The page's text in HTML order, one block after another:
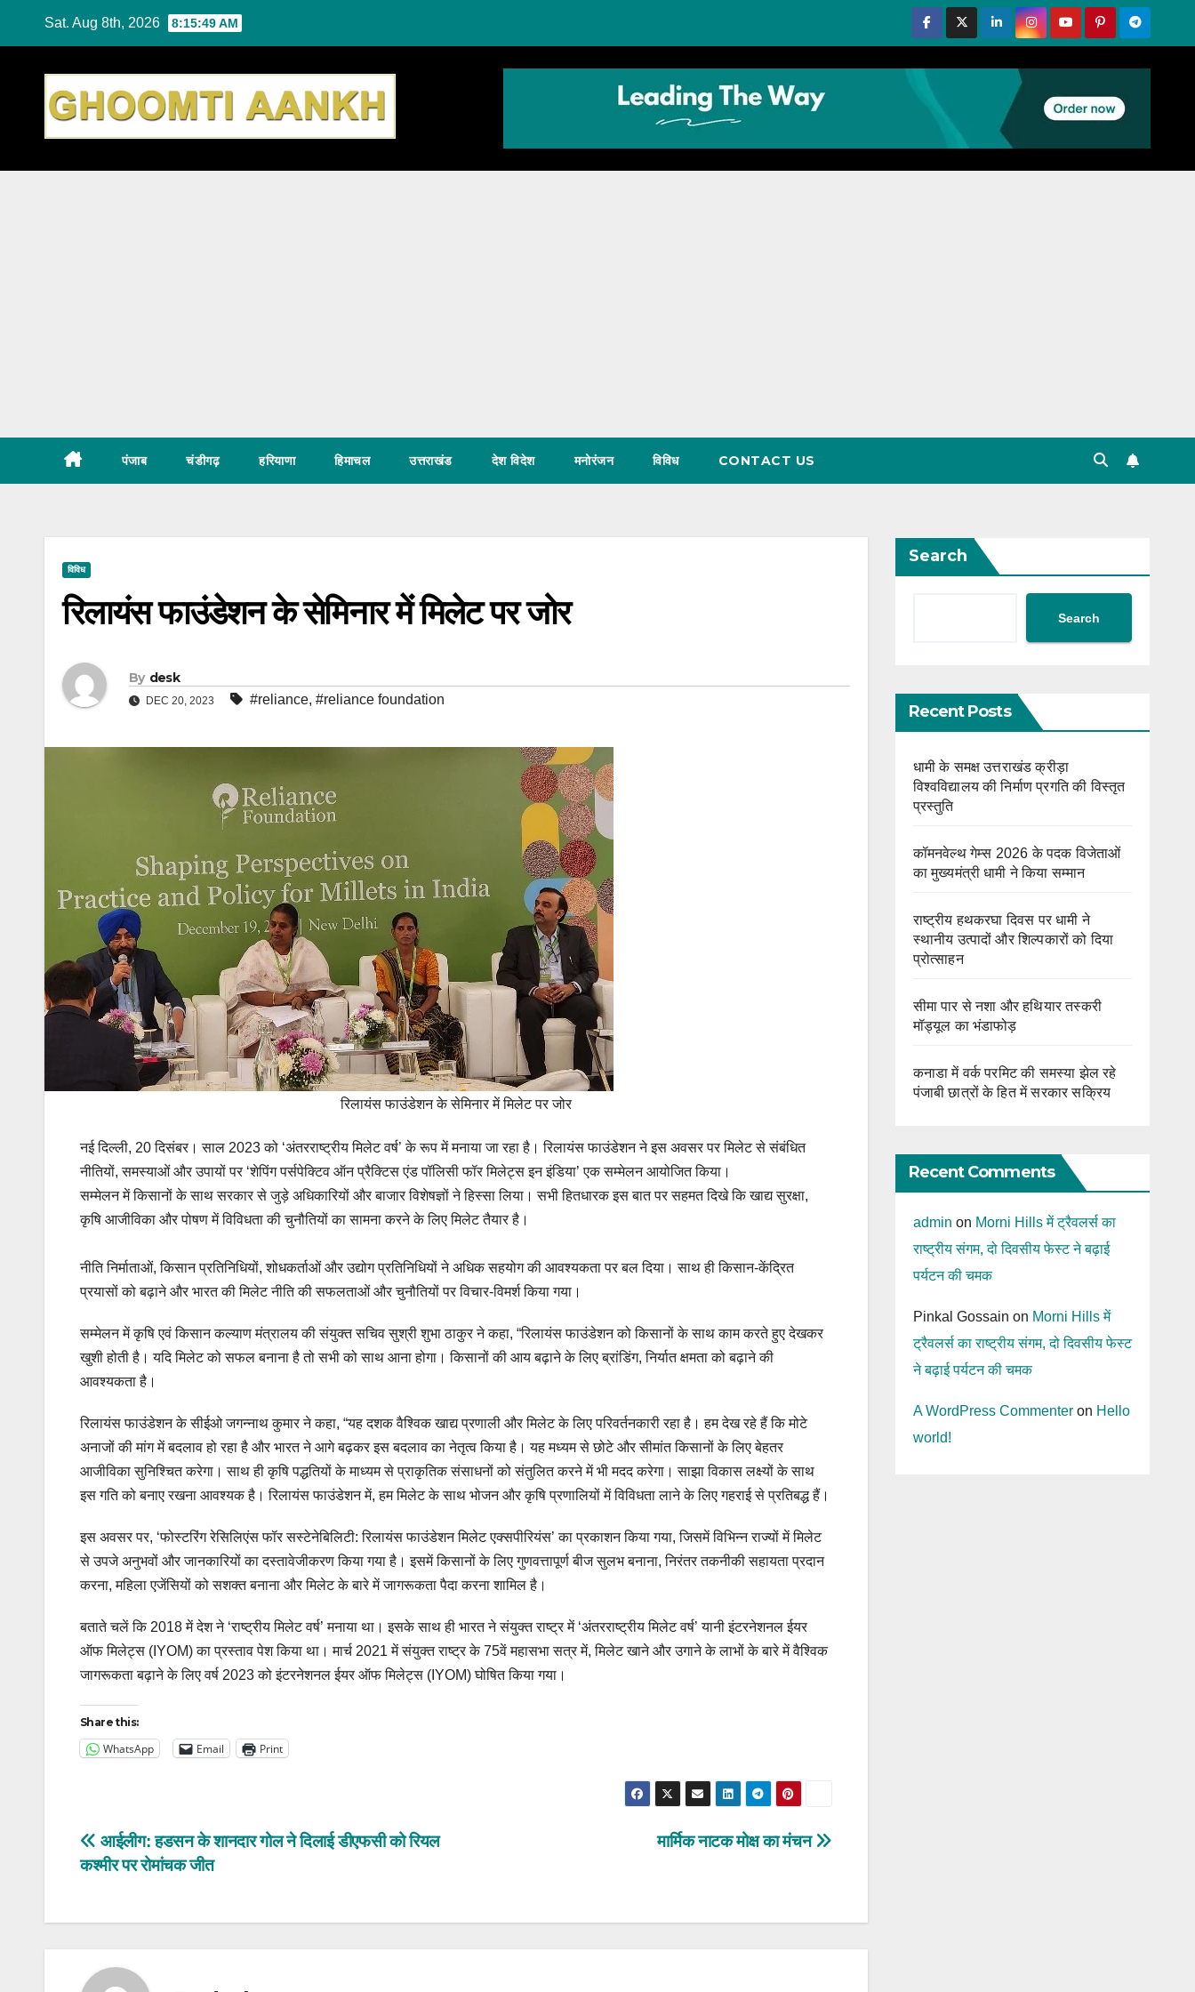
Sat. Aug 8th, 2026 8:15:50 AM
पंजाब चंडीगढ़ हरियाणा हिमाचल उत्तराखंड देश विदेश मनोरंजन विविध CONTACT US
विविध
रिलायंस फाउंडेशन के सेमिनार में मिलेट पर जोर
By desk
DEC 20, 2023 #reliance, #reliance foundation
रिलायंस फाउंडेशन के सेमिनार में मिलेट पर जोर
नई दिल्ली, 20 दिसंबर। साल 2023 को ‘अंतरराष्ट्रीय मिलेट वर्ष’ के रूप में मनाया जा रहा है। रिलायंस फाउंडेशन ने इस अवसर पर मिलेट से संबंधित
नीतियों, समस्याओं और उपायों पर ‘शेपिंग पर्सपेक्टिव ऑन प्रैक्टिस एंड पॉलिसी फॉर मिलेट्स इन इंडिया’ एक सम्मेलन आयोजित किया।
सम्मेलन में किसानों के साथ सरकार से जुड़े अधिकारियों और बाजार विशेषज्ञों ने हिस्सा लिया। सभी हितधारक इस बात पर सहमत दिखे कि खाद्य सुरक्षा,
कृषि आजीविका और पोषण में विविधता की चुनौतियों का सामना करने के लिए मिलेट तैयार है।
नीति निर्माताओं, किसान प्रतिनिधियों, शोधकर्ताओं और उद्योग प्रतिनिधियों ने अधिक सहयोग की आवश्यकता पर बल दिया। साथ ही किसान-केंद्रित
प्रयासों को बढ़ाने और भारत की मिलेट नीति की सफलताओं और चुनौतियों पर विचार-विमर्श किया गया।
सम्मेलन में कृषि एवं किसान कल्याण मंत्रालय की संयुक्त सचिव सुश्री शुभा ठाकुर ने कहा, “रिलायंस फाउंडेशन को किसानों के साथ काम करते हुए देखकर
खुशी होती है। यदि मिलेट को सफल बनाना है तो सभी को साथ आना होगा। किसानों की आय बढ़ाने के लिए ब्रांडिंग, निर्यात क्षमता को बढ़ाने की
आवश्यकता है।
रिलायंस फाउंडेशन के सीईओ जगन्नाथ कुमार ने कहा, “यह दशक वैश्विक खाद्य प्रणाली और मिलेट के लिए परिवर्तनकारी रहा है। हम देख रहे हैं कि मोटे
अनाजों की मांग में बदलाव हो रहा है और भारत ने आगे बढ़कर इस बदलाव का नेतृत्व किया है। यह मध्यम से छोटे और सीमांत किसानों के लिए बेहतर
आजीविका सुनिश्चित करेगा। साथ ही कृषि पद्धतियों के माध्यम से प्राकृतिक संसाधनों को संतुलित करने में भी मदद करेगा। साझा विकास लक्ष्यों के साथ
इस गति को बनाए रखना आवश्यक है। रिलायंस फाउंडेशन में, हम मिलेट के साथ भोजन और कृषि प्रणालियों में विविधता लाने के लिए गहराई से प्रतिबद्ध हैं।
इस अवसर पर, ‘फोस्टरिंग रेसिलिएंस फॉर सस्टेनेबिलिटी: रिलायंस फाउंडेशन मिलेट एक्सपीरियंस’ का प्रकाशन किया गया, जिसमें विभिन्न राज्यों में मिलेट
से उपजे अनुभवों और जानकारियों का दस्तावेजीकरण किया गया है। इसमें किसानों के लिए गुणवत्तापूर्ण बीज सुलभ बनाना, निरंतर तकनीकी सहायता प्रदान
करना, महिला एजेंसियों को सशक्त बनाना और मिलेट के बारे में जागरूकता पैदा करना शामिल है।
बताते चलें कि 2018 में देश ने ‘राष्ट्रीय मिलेट वर्ष’ मनाया था। इसके साथ ही भारत ने संयुक्त राष्ट्र में ‘अंतरराष्ट्रीय मिलेट वर्ष’ यानी इंटरनेशनल ईयर
ऑफ मिलेट्स (IYOM) का प्रस्ताव पेश किया था। मार्च 2021 में संयुक्त राष्ट्र के 75वें महासभा सत्र में, मिलेट खाने और उगाने के लाभों के बारे में वैश्विक
जागरूकता बढ़ाने के लिए वर्ष 2023 को इंटरनेशनल ईयर ऑफ मिलेट्स (IYOM) घोषित किया गया।
Share this:
WhatsApp Email Print
Post
मार्मिक नाटक मोक्ष का मंचन
आईलीग: हडसन के शानदार गोल ने दिलाई डीएफसी को रियल
कश्मीर पर रोमांचक जीत
Search
Search
Recent Posts
धामी के समक्ष उत्तराखंड क्रीड़ा
विश्वविद्यालय की निर्माण प्रगति की विस्तृत
प्रस्तुति
कॉमनवेल्थ गेम्स 2026 के पदक विजेताओं
का मुख्यमंत्री धामी ने किया सम्मान
राष्ट्रीय हथकरघा दिवस पर धामी ने
स्थानीय उत्पादों और शिल्पकारों को दिया
प्रोत्साहन
सीमा पार से नशा और हथियार तस्करी
मॉड्यूल का भंडाफोड़
कनाडा में वर्क परमिट की समस्या झेल रहे
पंजाबी छात्रों के हित में सरकार सक्रिय
Recent Comments
admin on Morni Hills में ट्रैवलर्स का
राष्ट्रीय संगम, दो दिवसीय फेस्ट ने बढ़ाई
पर्यटन की चमक
Pinkal Gossain on Morni Hills में
ट्रैवलर्स का राष्ट्रीय संगम, दो दिवसीय फेस्ट
ने बढ़ाई पर्यटन की चमक
A WordPress Commenteron Hello
world!